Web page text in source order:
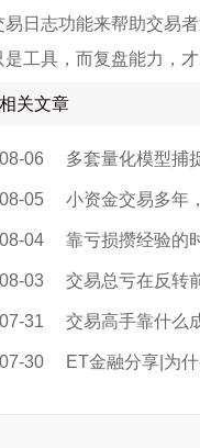
易日志功能来帮助交易
是工具，而复盘能力，
相关文章
08-06 多套量化模型捕
08-05 小资金交易多年
08-04 靠亏损攒经验的
08-03 交易总亏在反转
07-31 交易高手靠什么
07-30 ET金融分享|为